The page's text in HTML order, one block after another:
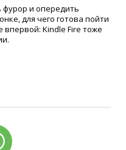
фурор и опередить
для чего готова пойти
Kindle Fire тоже